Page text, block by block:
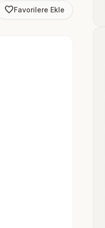
favorite_borderFavorilere Ekle